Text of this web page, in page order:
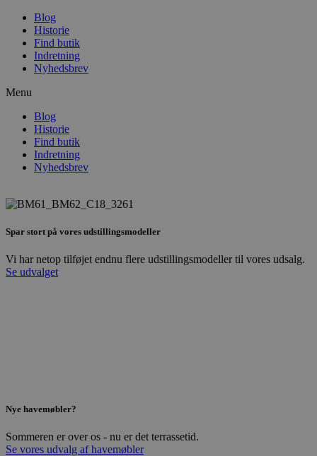
Blog
Historie
Find butik
Indretning
Nyhedsbrev
Menu
Blog
Historie
Find butik
Indretning
Nyhedsbrev
Spar stort på vores udstillingsmodeller
Vi har netop tilføjet endnu flere udstillingsmodeller til vores udsalg.
Se udvalget
Nye havemøbler?
Sommeren er over os - nu er det terrassetid.
Se vores udvalg af havemøbler